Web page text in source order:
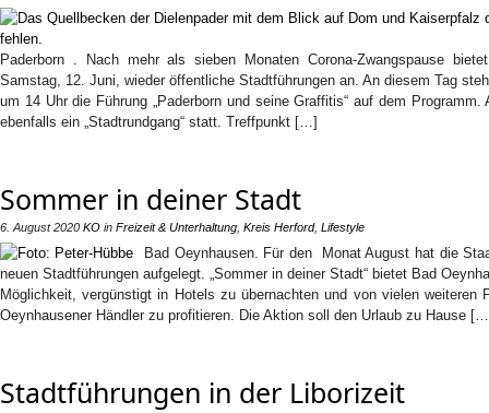
Paderborn . Nach mehr als sieben Monaten Corona-Zwangspause
Samstag, 12. Juni, wieder öffentliche Stadtführungen an. An diesem Tag
um 14 Uhr die Führung „Paderborn und seine Graffitis“ auf dem
ebenfalls ein „Stadtrundgang“ statt. Treffpunkt […]
Sommer in deiner Stadt
6. August 2020 KO in Freizeit & Unterhaltung Kreis Herford, Lifestyle
Bad Oeynhausen. Für den Monat August hat die
neuen Stadtführungen aufgelegt. „Sommer in deiner Stadt“ bietet Bad
Möglichkeit, vergünstigt in Hotels zu übernachten und von vielen weiteren
Oeynhausener Händler zu profitieren. Die Aktion soll den Urlaub zu Hause
Stadtführungen in der Liborizeit